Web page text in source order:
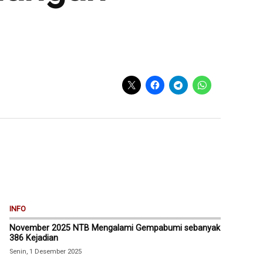
INFO
November 2025 NTB Mengalami Gempabumi sebanyak
386 Kejadian
Senin, 1 Desember 2025